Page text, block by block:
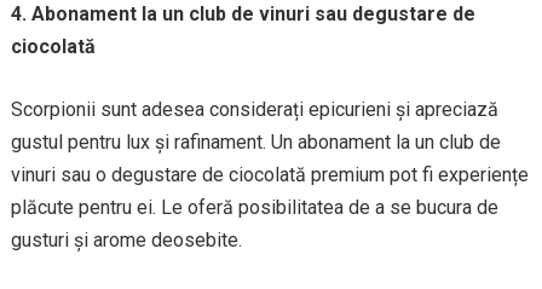
4. Abonament la un club de vinuri sau degustare de
ciocolată
Scorpionii sunt adesea considerați epicurieni și apreciază
gustul pentru lux și rafinament. Un abonament la un club de
vinuri sau o degustare de ciocolată premium pot fi experiențe
plăcute pentru ei. Le oferă posibilitatea de a se bucura de
gusturi și arome deosebite.